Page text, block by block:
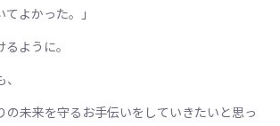
てよかった。」
ように。
の未来を守るお手伝いをしていきたいと思っ